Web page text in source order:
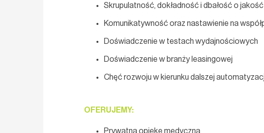
Skrupulatność, dokładność i dbałość o jakość
Komunikatywność oraz nastawienie na
Doświadczenie w testach wydajnościowych
Doświadczenie w branży leasingowej
Chęć rozwoju w kierunku dalszej
OFERUJEMY:
Prywatną opiekę medyczną